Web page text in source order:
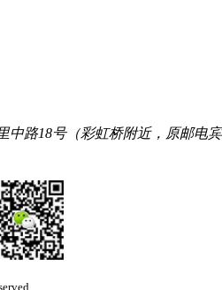
中路18号（彩虹桥附近，原邮电宾